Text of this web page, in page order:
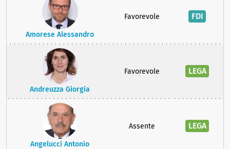
Amorese Alessandro
Favorevole FDI
Andreuzza Giorgia
Favorevole LEGA
Angelucci Antonio
Assente LEGA